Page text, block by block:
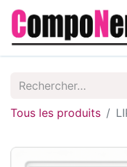
Tous les produits